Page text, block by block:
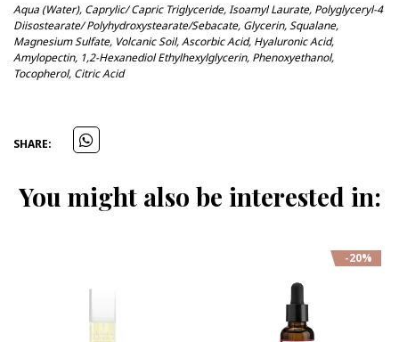
Aqua (Water), Caprylic/ Capric Triglyceride, Isoamyl Laurate, Polyglyceryl-4
Diisostearate/ Polyhydroxystearate/Sebacate, Glycerin, Squalane,
Magnesium Sulfate, Volcanic Soil, Ascorbic Acid, Hyaluronic Acid,
Amylopectin, 1,2-Hexanediol Ethylhexylglycerin, Phenoxyethanol,
Tocopherol, Citric Acid
SHARE:
You might also be interested in:
-20%